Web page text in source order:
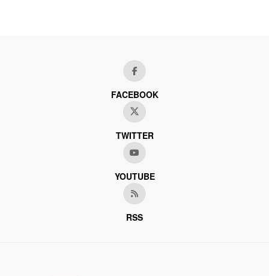
FACEBOOK
TWITTER
YOUTUBE
RSS